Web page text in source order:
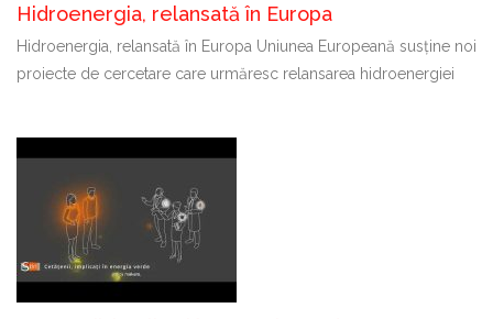
Hidroenergia, relansată în Europa
Hidroenergia, relansată în Europa Uniunea Europeană susține noi
proiecte de cercetare care urmăresc relansarea hidroenergiei